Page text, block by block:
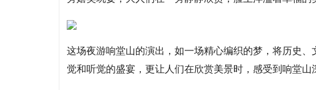
这场夜游响堂山的演出，如一场精心编织的梦，将历史
觉和听觉的盛宴，更让人们在欣赏美景时，感受到响堂山